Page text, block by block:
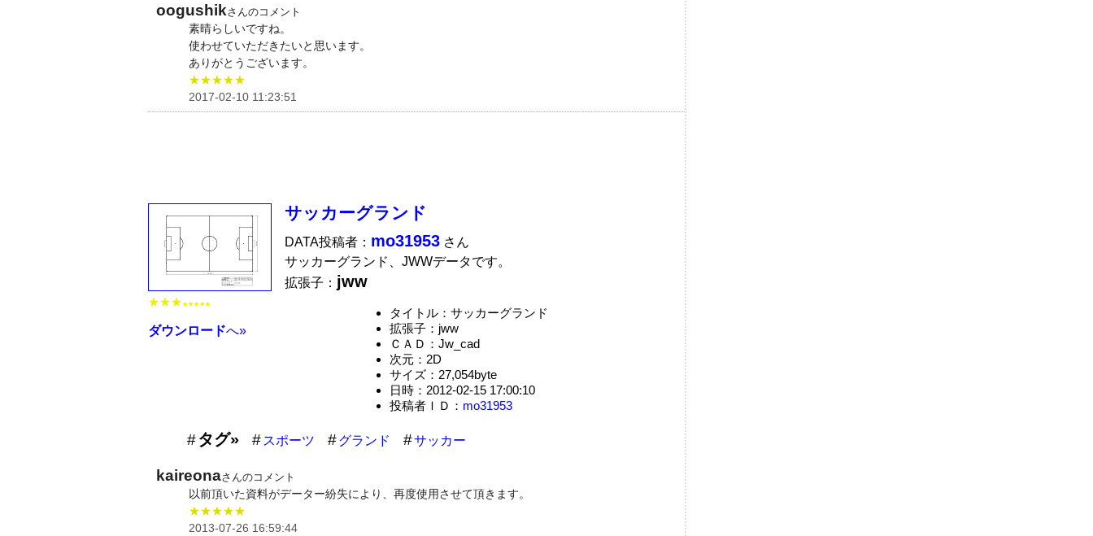
oogushikさんのコメント
素晴らしいですね。
使わせていただきたいと思います。
ありがとうございます。
★★★★★
2017-02-10 11:23:51
★★★ ★★★★★
ダウンロードへ»
サッカーグランド
DATA投稿者： mo31953 さん
サッカーグランド、JWWデータです。
拡張子： jww
タイトル：サッカーグランド
拡張子：jww
ＣＡＤ：Jw_cad
次元：2D
サイズ：27,054byte
日時：2012-02-15 17:00:10
投稿者ＩＤ： mo31953
タグ» スポーツ グランド サッカー
kaireonaさんのコメント
以前頂いた資料がデーター紛失により、再度使用させて頂きます。
★★★★★
2013-07-26 16:59:44